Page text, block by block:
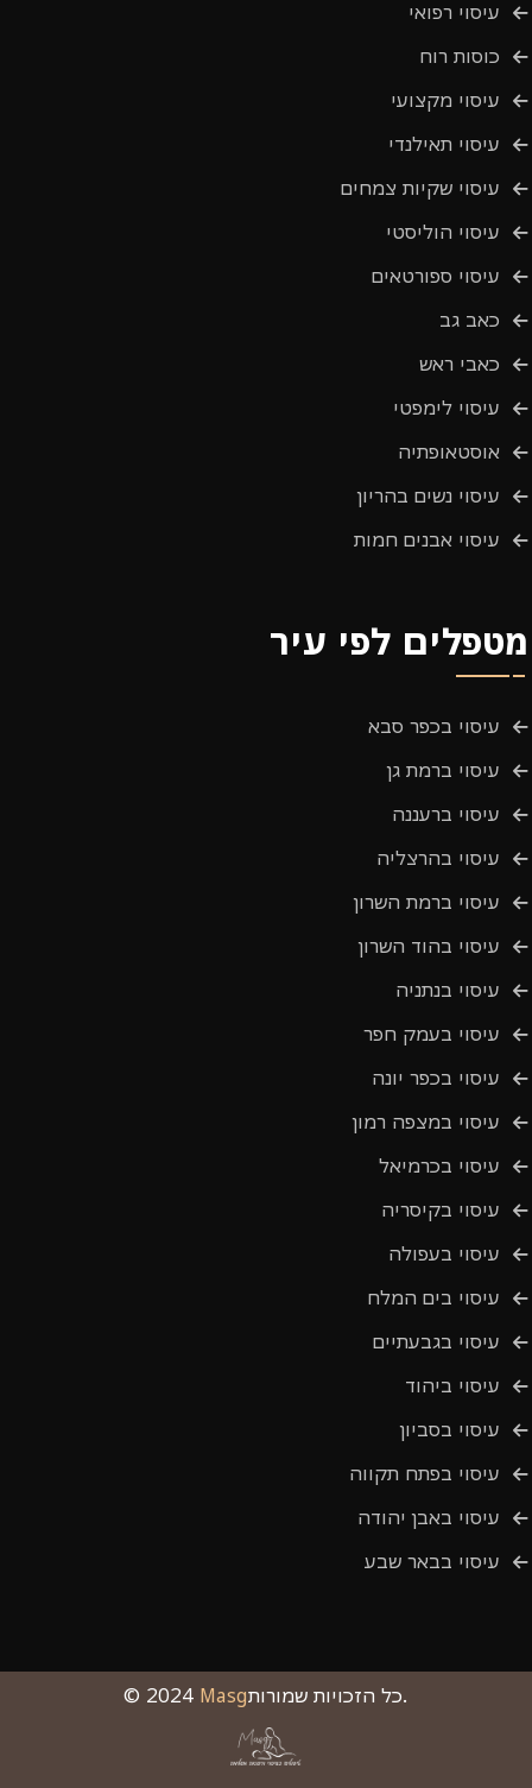
עיסוי רפואי
כוסות רוח
עיסוי מקצועי
עיסוי תאילנדי
עיסוי שקיות צמחים
עיסוי הוליסטי
עיסוי ספורטאים
כאב גב
כאבי ראש
עיסוי לימפטי
אוסטאופתיה
עיסוי נשים בהריון
עיסוי אבנים חמות
מטפלים לפי עיר
עיסוי בכפר סבא
עיסוי ברמת גן
עיסוי ברעננה
עיסוי בהרצליה
עיסוי ברמת השרון
עיסוי בהוד השרון
עיסוי בנתניה
עיסוי בעמק חפר
עיסוי בכפר יונה
עיסוי במצפה רמון
עיסוי בכרמיאל
עיסוי בקיסריה
עיסוי בעפולה
עיסוי בים המלח
עיסוי בגבעתיים
עיסוי ביהוד
עיסוי בסביון
עיסוי בפתח תקווה
עיסוי באבן יהודה
עיסוי בבאר שבע
© 2024 Masg כל הזכויות שמורות.